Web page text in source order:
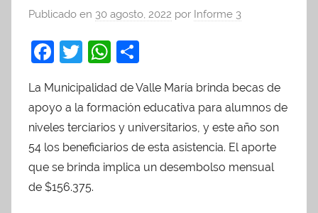
Publicado en 30 agosto, 2022 por Informe 3
F
c
e
b
o
o
T
itt
er
W
at
s
A
p
m
p
ar
tir
La Municipalidad de Valle María brinda becas de
apoyo a la formación educativa para alumnos de
niveles terciarios y universitarios, y este año son
54 los beneficiarios de esta asistencia. El aporte
que se brinda implica un desembolso mensual
de $156.375.